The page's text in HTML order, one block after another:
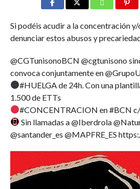
Si podéis acudir a la concentración
denunciar estos abusos y precariedad.
@CGTunisonoBCN @cgtunisono
convoca conjuntamente en
#HUELGA de 24h. Con una
1.500 de ETTs
#CONCENTRACION en #BCN
Sin llamadas a @Iberdrola
@santander_es @MAPFRE_ES